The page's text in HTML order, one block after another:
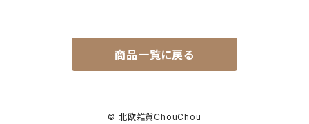
商品一覧に戻る
© 北欧雑貨ChouChou